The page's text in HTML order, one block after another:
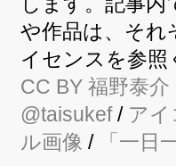
や作品は、それ
イセンスを参照
CC BY 福野泰介
@taisukef/ アイ
ル画像 / 「一日